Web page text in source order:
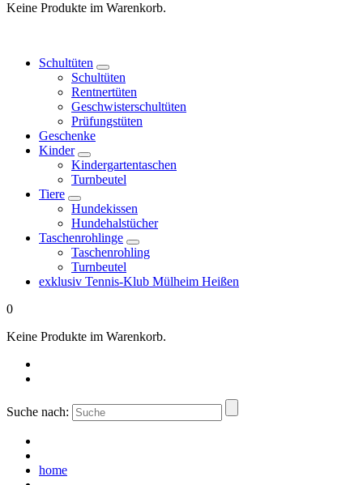
Keine Produkte im Warenkorb.
Schultüten
Schultüten
Rentnertüten
Geschwisterschultüten
Prüfungstüten
Geschenke
Kinder
Kindergartentaschen
Turnbeutel
Tiere
Hundekissen
Hundehalstücher
Taschenrohlinge
Taschenrohling
Turnbeutel
exklusiv Tennis-Klub Mülheim Heißen
0
Keine Produkte im Warenkorb.
Suche nach:
home